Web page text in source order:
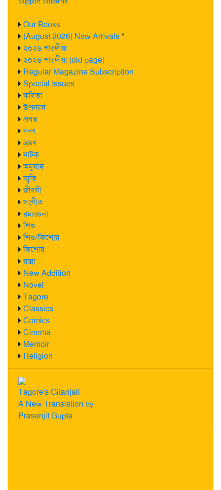
Our Books
(August 2026) New Arrivals*
২০২৬ শারদীয়া
২০২৬ শারদীয়া (old page)
Regular Magazine Subscription
Special Issues
কবিতা
উপন্যাস
প্রবন্ধ
গল্প
ভ্রমণ
নাটক
অনুবাদ
স্মৃতি
জীবনী
সংগীত
রম্যরচনা
শিশু
শিশু/কিশোর
কিশোর
রান্না
New Addition
Novel
Tagore
Classics
Comics
Cinema
Memoir
Religion
Tagore's Gitanjali
A New Translation by
Prasenjit Gupta